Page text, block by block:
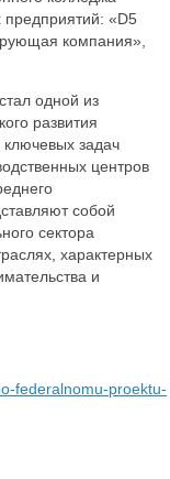
предприятий: «D5
компания»,
одной из
развития
задач
центров
собой
сектора
характерных
и
federalnomu-proektu-